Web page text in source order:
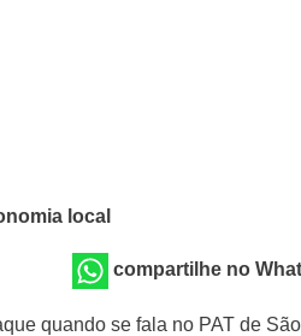
local
compartilhe no
quando se fala no PAT de